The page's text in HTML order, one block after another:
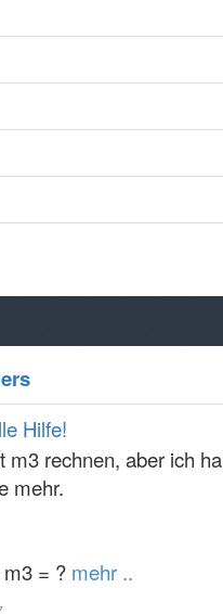
Hilfe!
m3 rechnen, aber ich
mehr.
= ? mehr ..